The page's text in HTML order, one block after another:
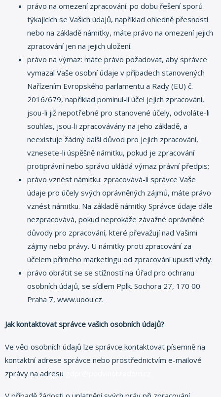
právo na omezení zpracování: po dobu řešení sporů
týkajících se Vašich údajů, například ohledně přesnosti
nebo na základě námitky, máte právo na omezení jejich
zpracování jen na jejich uložení.
právo na výmaz: máte právo požadovat, aby správce
vymazal Vaše osobní údaje v případech stanovených
Nařízením Evropského parlamentu a Rady (EU) č.
2016/679, například pominul-li účel jejich zpracování,
jsou-li již nepotřebné pro stanovené účely, odvoláte-li
souhlas, jsou-li zpracovávány na jeho základě, a
neexistuje žádný další důvod pro jejich zpracování,
vznesete-li úspěšně námitku, pokud je zpracování
protiprávní nebo správci ukládá výmaz právní předpis;
právo vznést námitku: zpracovává-li správce Vaše
údaje pro účely svých oprávněných zájmů, máte právo
vznést námitku. Na základě námitky Správce údaje dále
nezpracovává, pokud neprokáže závažné oprávněné
důvody pro zpracování, které převažují nad Vašimi
zájmy nebo právy. U námitky proti zpracování za
účelem přímého marketingu od zpracování upustí vždy.
právo obrátit se se stížností na Úřad pro ochranu
osobních údajů, se sídlem Pplk. Sochora 27, 170 00
Praha 7, www.uoou.cz.
Jak kontaktovat správce vašich osobních údajů?
Ve věci osobních údajů lze správce kontaktovat písemně na
kontaktní adrese správce nebo prostřednictvím e-mailové
zprávy na adresu